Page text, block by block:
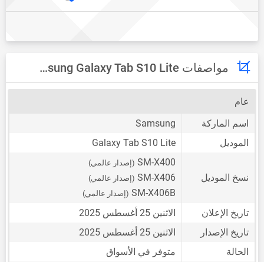
مواصفات Samsung Galaxy Tab S10 Lite
عام
اسم الماركة
Samsung
الموديل
Galaxy Tab S10 Lite
نسخ الموديل
SM-X400 (إصدار عالمي)
SM-X406 (إصدار عالمي)
SM-X406B (إصدار عالمي)
تاريخ الإعلان
الاثنين 25 أغسطس 2025
تاريخ الإصدار
الاثنين 25 أغسطس 2025
الحالة
متوفر في الأسواق